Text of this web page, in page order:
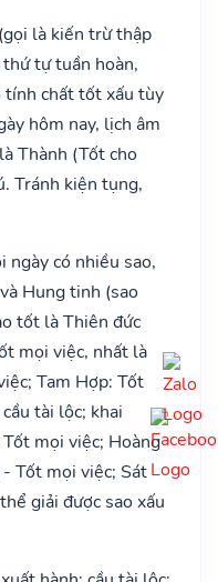
là kiến trừ thập
tự tuần hoàn,
tính chất tốt xấu tùy
hôm nay, lịch âm
Thành (Tốt cho
Tránh kiện tụng,
ngày có nhiều sao,
Hung tinh (sao
tốt là Thiên đức
mọi việc, nhất là
Tam Hợp: Tốt
tài lộc; khai
mọi việc; Hoàng
Tốt mọi việc; Sát
giải được sao xấu